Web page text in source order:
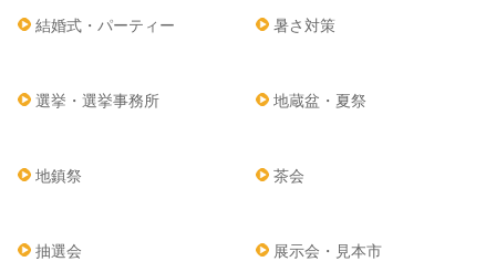
結婚式・パーティー 暑さ対策
選挙・選挙事務所 地蔵盆・夏祭
地鎮祭 茶会
抽選会 展示会・見本市